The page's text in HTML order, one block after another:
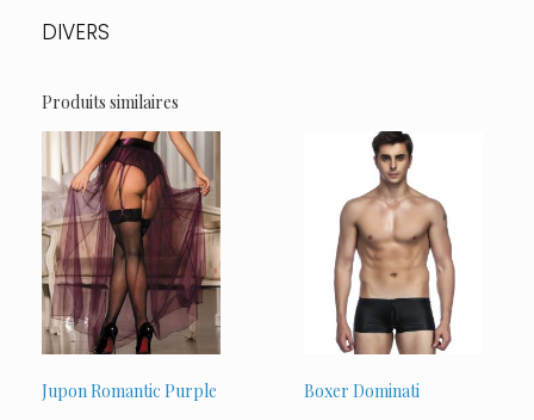
Couleur
:
Noir
DIVERS
Produits similaires
Jupon Romantic Purple Boxer Dominati